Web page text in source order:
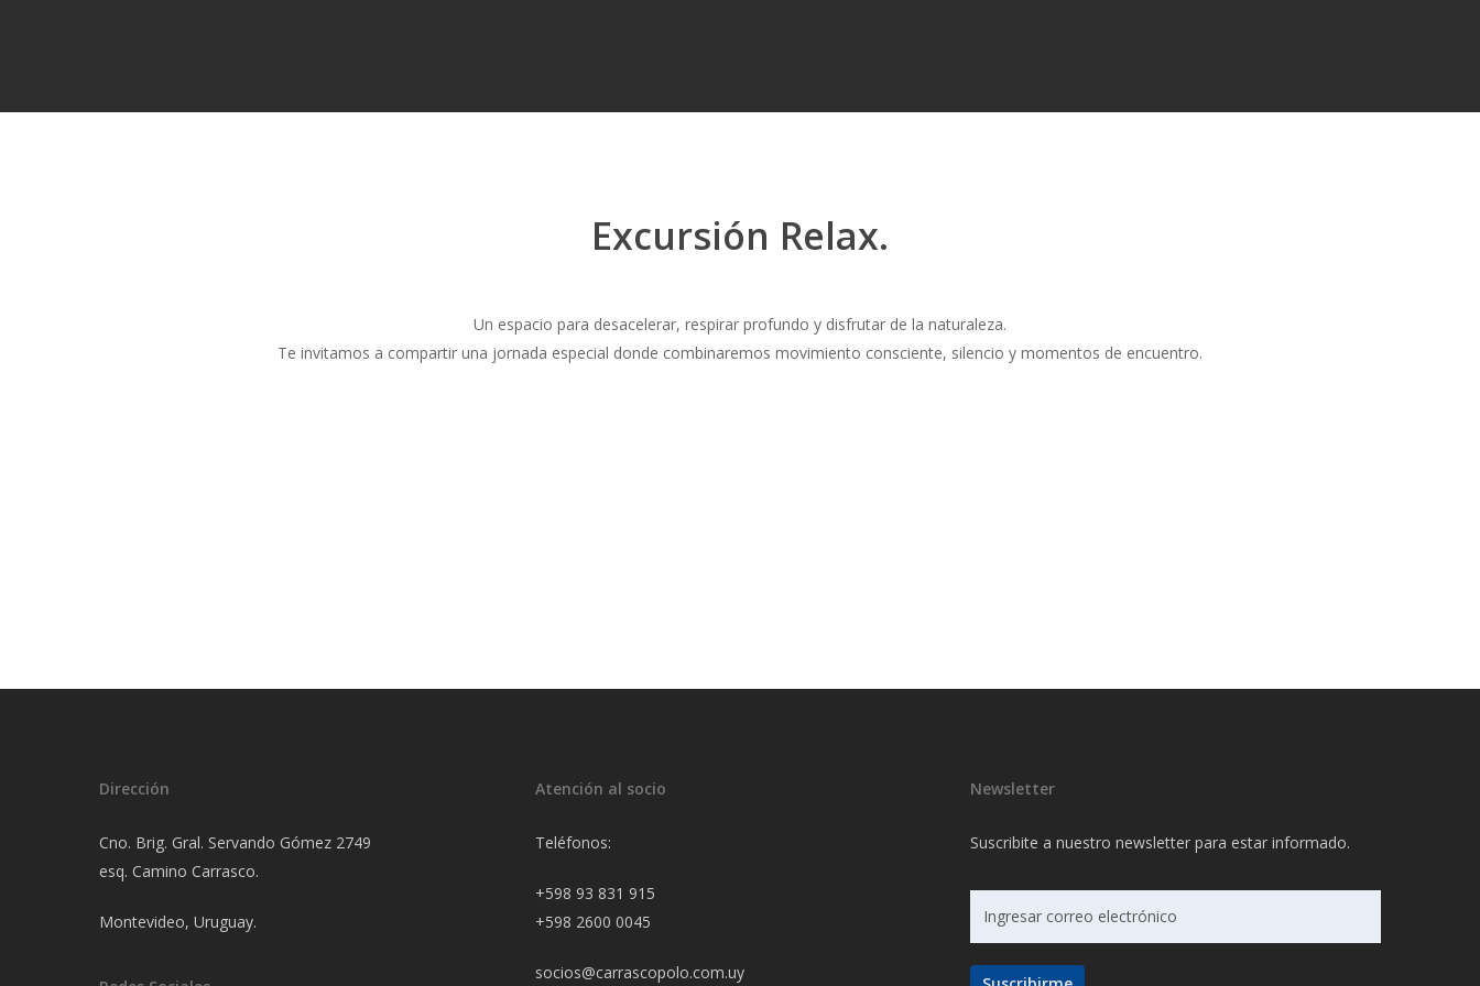
Excursión Relax.
Un espacio para desacelerar, respirar profundo y disfrutar de la naturaleza.
Te invitamos a compartir una jornada especial donde combinaremos movimiento consciente, silencio y momentos de encuentro.
Dirección
Cno. Brig. Gral. Servando Gómez 2749
esq. Camino Carrasco.
Montevideo, Uruguay.
Atención al socio
Teléfonos:
+598 93 831 915
+598 2600 0045
socios@carrascopolo.com.uy
Newsletter
Suscribite a nuestro newsletter para estar informado.